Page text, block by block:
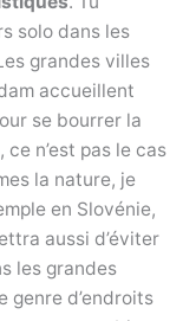
solo dans les
grandes villes
accueillent
se bourrer la
n’est pas le cas
la nature, je
en Slovénie,
aussi d’éviter
les grandes
genre d’endroits